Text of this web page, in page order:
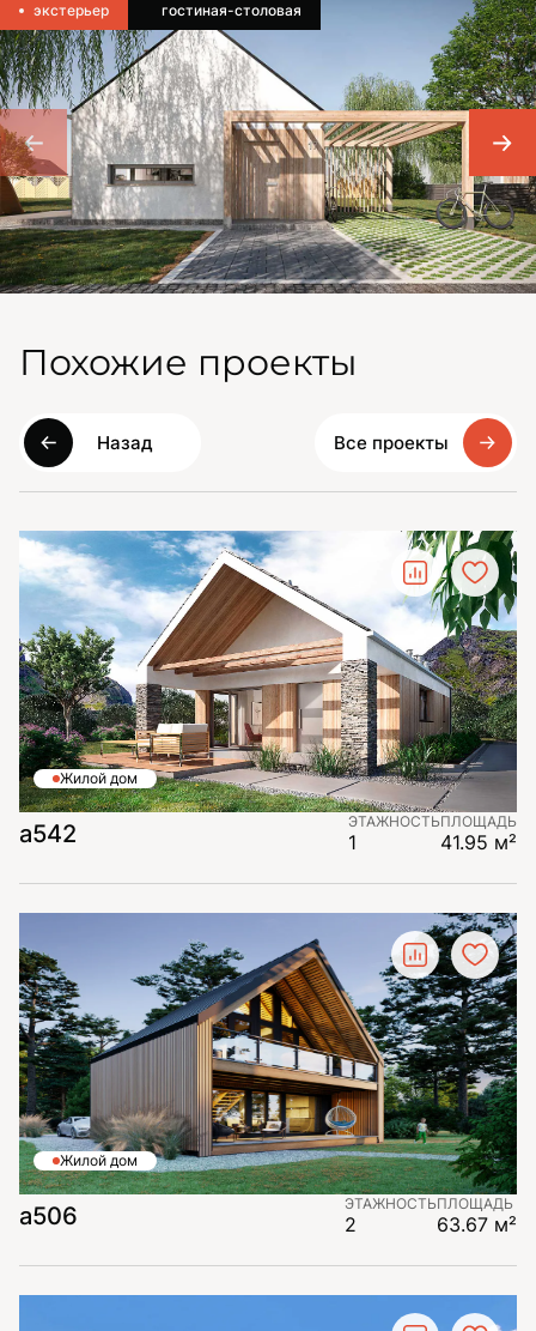
экстерьер гостиная-столовая
Похожие проекты
Назад Все проекты
Жилой дом
а542 ЭТАЖНОСТЬ
1
ПЛОЩАДЬ
41.95 м²
Жилой дом
а506 ЭТАЖНОСТЬ
2
ПЛОЩАДЬ
63.67 м²